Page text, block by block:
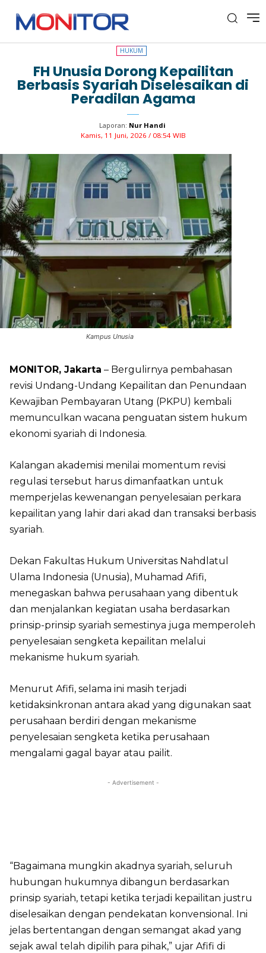
HUKUM
HUKUM
FH Unusia Dorong Kepailitan
Berbasis Syariah Diselesaikan di
Peradilan Agama
Laporan: Nur Handi
Kamis, 11 Juni, 2026 / 08:54 WIB
Kampus Unusia
MONITOR, Jakarta – Bergulirnya pembahasan
revisi Undang-Undang Kepailitan dan Penundaan
Kewajiban Pembayaran Utang (PKPU) kembali
memunculkan wacana penguatan sistem hukum
ekonomi syariah di Indonesia.
Kalangan akademisi menilai momentum revisi
regulasi tersebut harus dimanfaatkan untuk
memperjelas kewenangan penyelesaian perkara
kepailitan yang lahir dari akad dan transaksi berbasis
syariah.
Dekan Fakultas Hukum Universitas Nahdlatul
Ulama Indonesia (Unusia), Muhamad Afifi,
menegaskan bahwa perusahaan yang dibentuk
dan menjalankan kegiatan usaha berdasarkan
prinsip-prinsip syariah semestinya juga memperoleh
penyelesaian sengketa kepailitan melalui
mekanisme hukum syariah.
Menurut Afifi, selama ini masih terjadi
ketidaksinkronan antara akad yang digunakan saat
perusahaan berdiri dengan mekanisme
penyelesaian sengketa ketika perusahaan
mengalami gagal bayar atau pailit.
- Advertisement -
“Bagaimana mungkin akadnya syariah, seluruh
hubungan hukumnya dibangun berdasarkan
prinsip syariah, tetapi ketika terjadi kepailitan justru
diselesaikan dengan pendekatan konvensional. Ini
jelas bertentangan dengan semangat akad yang
sejak awal telah dipilih para pihak,” ujar Afifi di